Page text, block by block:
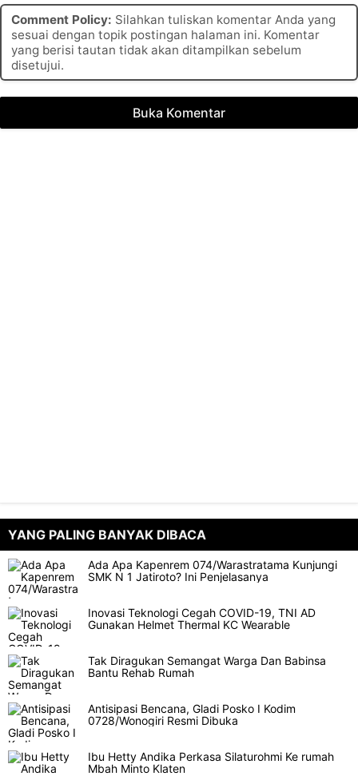
Comment Policy: Silahkan tuliskan komentar Anda yang
sesuai dengan topik postingan halaman ini. Komentar
yang berisi tautan tidak akan ditampilkan sebelum
disetujui.
Buka Komentar
YANG PALING BANYAK DIBACA
Ada Apa Kapenrem 074/Warastratama Kunjungi
SMK N 1 Jatiroto? Ini Penjelasanya
Inovasi Teknologi Cegah COVID-19, TNI AD
Gunakan Helmet Thermal KC Wearable
Tak Diragukan Semangat Warga Dan Babinsa
Bantu Rehab Rumah
Antisipasi Bencana, Gladi Posko I Kodim
0728/Wonogiri Resmi Dibuka
Ibu Hetty Andika Perkasa Silaturohmi Ke rumah
Mbah Minto Klaten